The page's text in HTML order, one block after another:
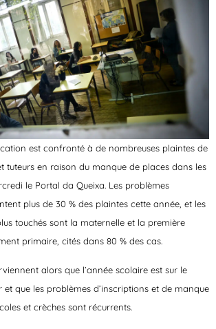
est confronté à de nombreuses plaintes de
tuteurs en raison du manque de places dans les
le Portal da Queixa. Les problèmes
plus de 30 % des plaintes cette année, et les
touchés sont la maternelle et la première
primaire, cités dans 80 % des cas.
alors que l’année scolaire est sur le
que les problèmes d’inscriptions et de manque
et crèches sont récurrents.